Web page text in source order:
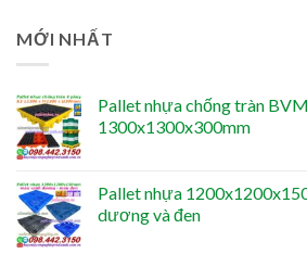
MỚI NHẤT
Pallet nhựa chống tràn
1300x1300x300mm
Pallet nhựa
dương và đen